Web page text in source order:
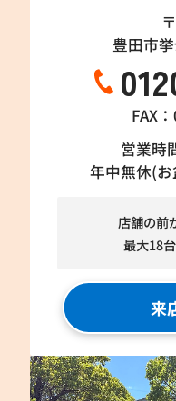
豊田市
FAX
営業
年中無休(
店舗の前
最大18
来